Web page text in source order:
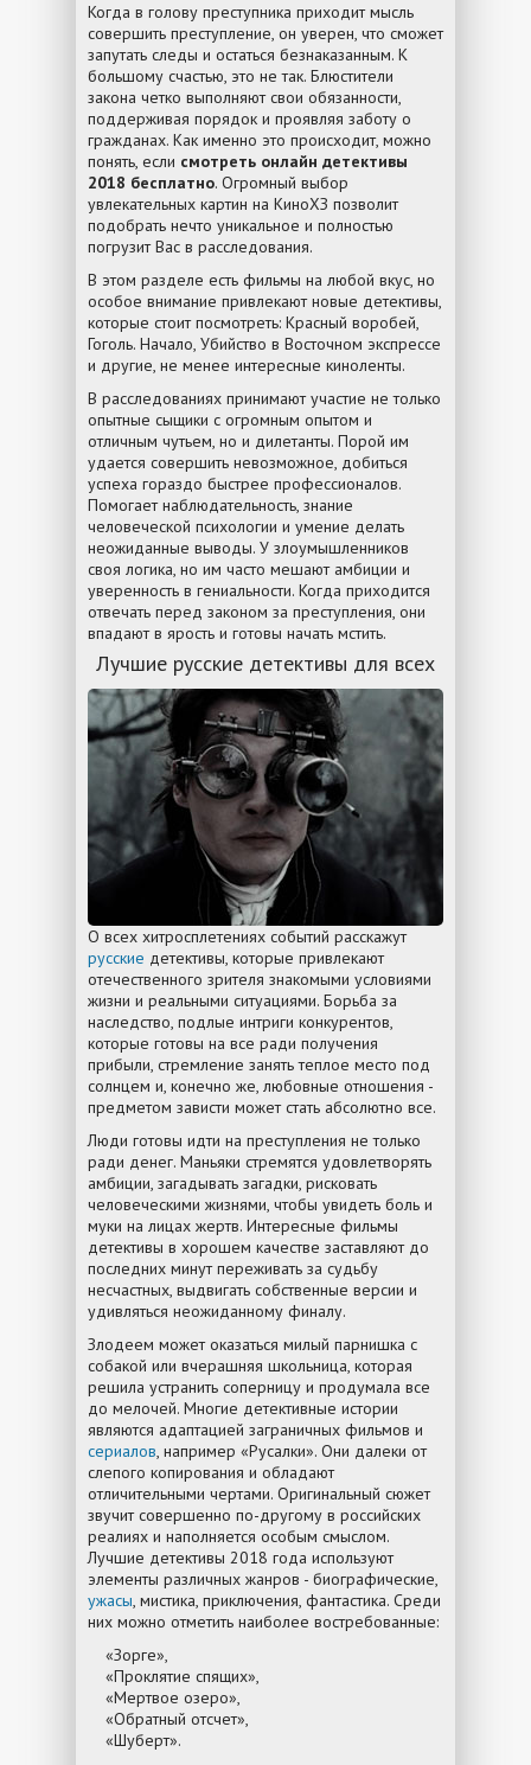
Когда в голову преступника приходит мысль
совершить преступление, он уверен, что сможет
запутать следы и остаться безнаказанным. К
большому счастью, это не так. Блюстители
закона четко выполняют свои обязанности,
поддерживая порядок и проявляя заботу о
гражданах. Как именно это происходит, можно
понять, если смотреть онлайн детективы
2018 бесплатно. Огромный выбор
увлекательных картин на КиноХЗ позволит
подобрать нечто уникальное и полностью
погрузит Вас в расследования.
В этом разделе есть фильмы на любой вкус, но
особое внимание привлекают новые детективы,
которые стоит посмотреть: Красный воробей,
Гоголь. Начало, Убийство в Восточном экспрессе
и другие, не менее интересные киноленты.
В расследованиях принимают участие не только
опытные сыщики с огромным опытом и
отличным чутьем, но и дилетанты. Порой им
удается совершить невозможное, добиться
успеха гораздо быстрее профессионалов.
Помогает наблюдательность, знание
человеческой психологии и умение делать
неожиданные выводы. У злоумышленников
своя логика, но им часто мешают амбиции и
уверенность в гениальности. Когда приходится
отвечать перед законом за преступления, они
впадают в ярость и готовы начать мстить.
Лучшие русские детективы для всех
О всех хитросплетениях событий расскажут
русские детективы, которые привлекают
отечественного зрителя знакомыми условиями
жизни и реальными ситуациями. Борьба за
наследство, подлые интриги конкурентов,
которые готовы на все ради получения
прибыли, стремление занять теплое место под
солнцем и, конечно же, любовные отношения -
предметом зависти может стать абсолютно все.
Люди готовы идти на преступления не только
ради денег. Маньяки стремятся удовлетворять
амбиции, загадывать загадки, рисковать
человеческими жизнями, чтобы увидеть боль и
муки на лицах жертв. Интересные фильмы
детективы в хорошем качестве заставляют до
последних минут переживать за судьбу
несчастных, выдвигать собственные версии и
удивляться неожиданному финалу.
Злодеем может оказаться милый парнишка с
собакой или вчерашняя школьница, которая
решила устранить соперницу и продумала все
до мелочей. Многие детективные истории
являются адаптацией заграничных фильмов и
сериалов, например «Русалки». Они далеки от
слепого копирования и обладают
отличительными чертами. Оригинальный сюжет
звучит совершенно по-другому в российских
реалиях и наполняется особым смыслом.
Лучшие детективы 2018 года используют
элементы различных жанров - биографические,
ужасы, мистика, приключения, фантастика. Среди
них можно отметить наиболее востребованные:
«Зорге»,
«Проклятие спящих»,
«Мертвое озеро»,
«Обратный отсчет»,
«Шуберт».